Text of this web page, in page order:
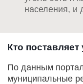
населения, и
Кто
По данным
муниципальные